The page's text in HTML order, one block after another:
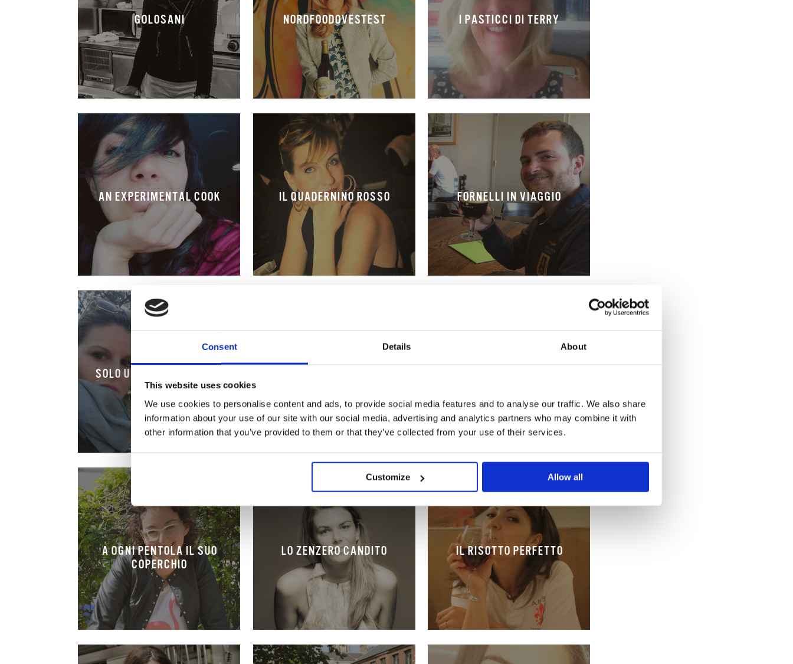
Consent Details About
This website uses cookies
We use cookies to personalise content and ads, to provide social media features and to analyse our traffic. We also share
information about your use of our site with our social media, advertising and analytics partners who may combine it with
other information that you’ve provided to them or that they’ve collected from your use of their services.
Customize Allow all
GOLOSANI NORDFOODOVESTEST I PASTICCI DI TERRY
AN EXPERIMENTAL COOK IL QUADERNINO ROSSO FORNELLI IN VIAGGIO
SOLO UN CHICCO DI CAFFÈ
A OGNI PENTOLA IL SUO
COPERCHIO
LO ZENZERO CANDITO IL RISOTTO PERFETTO